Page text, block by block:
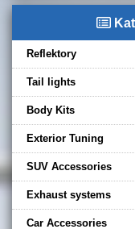
Reflektory
Tail lights
Body Kits
Exterior Tuning
SUV Accessories
Exhaust systems
Car Accessories